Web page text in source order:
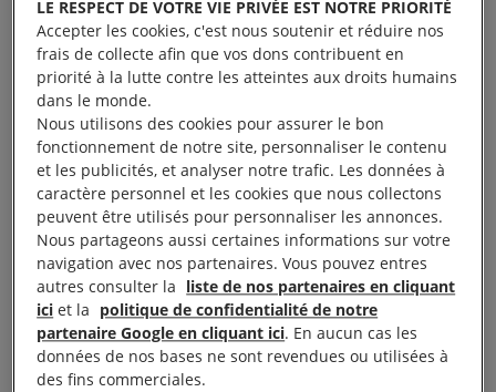
contre la province de Daraa, dans le sud, proche de
la frontière avec laJordanie, et des milliers
d’habitants se sont enfuis.
Le 25 juin, le Jordan Times a cité la porte-parole du
gouvernement jordanien Jumana Ghunaimat, qui a
déclaré que la Jordanie avait déjà absorbé un grand
nombre de réfugiés syriens et« que [nous] ne
pouvons plus en accueillir d’autres ».
Pourtant la Jordanie est tenue de protéger les
réfugiésdeSyriefuyant le conflit et les
persécutions, et de les admettre sur son territoire. Si
LE RESPECT DE VOTRE VIE PRIVÉE EST NOTRE PRIORITÉ
Accepter les cookies, c'est nous soutenir et réduire nos
frais de collecte afin que vos dons contribuent en
priorité à la lutte contre les atteintes aux droits humains
dans le monde.
Nous utilisons des cookies pour assurer le bon
fonctionnement de notre site, personnaliser le contenu
et les publicités, et analyser notre trafic. Les données à
caractère personnel et les cookies que nous collectons
peuvent être utilisés pour personnaliser les annonces.
Nous partageons aussi certaines informations sur votre
navigation avec nos partenaires. Vous pouvez entres
autres consulter la liste de nos partenaires en cliquant
ici et la politique de confidentialité de notre
partenaire Google en cliquant ici. En aucun cas les
données de nos bases ne sont revendues ou utilisées à
des fins commerciales.